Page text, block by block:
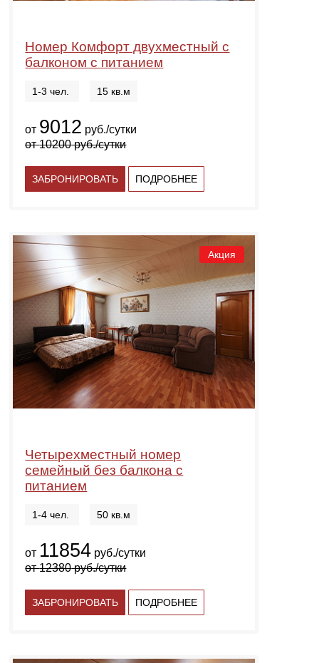
Номер Комфорт двухместный с
балконом с питанием
1-3 чел. 15 кв.м
от 9012 руб./сутки
от10200руб./сутки
ЗАБРОНИРОВАТЬ ПОДРОБНЕЕ
Акция
Четырехместный номер
семейный без балкона с
питанием
1-4 чел. 50 кв.м
от 11854 руб./сутки
от12380руб./сутки
ЗАБРОНИРОВАТЬ ПОДРОБНЕЕ